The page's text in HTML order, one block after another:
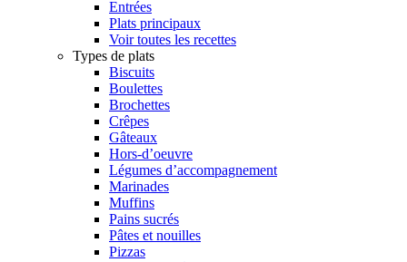
Entrées
Plats principaux
Voir toutes les recettes
Types de plats
Biscuits
Boulettes
Brochettes
Crêpes
Gâteaux
Hors-d’oeuvre
Légumes d’accompagnement
Marinades
Muffins
Pains sucrés
Pâtes et nouilles
Pizzas